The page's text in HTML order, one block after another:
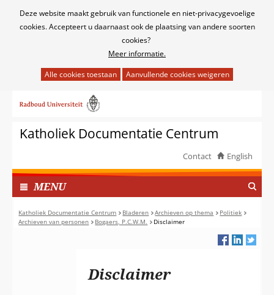
Cookies
Deze website maakt gebruik van functionele en niet-privacygevoelige
cookies. Accepteert u daarnaast ook de plaatsing van andere soorten
cookies?
Meer informatie.
het
van
cookies
deze
website
worden
toegestaan
of
naar
inhoudKatholiek Documentatie Centrum
Contact English
MENUI
N
G
E
Katholiek Documentatie Centrum Bladeren Archieven op thema
Politiek
Archieven van personen
Bogaers, P.C.W.M. Disclaimer
Disclaimer